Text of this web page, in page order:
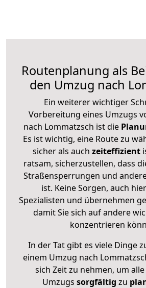
Routenplanung als
den Umzug nach
Ein weiterer wichtiger
Vorbereitung eines Umzugs
nach Lommatzsch ist die
Es ist wichtig, eine Route zu
sicher als auch zeiteffizient
ratsam, sicherzustellen, dass
Straßensperrungen und
ist. Keine Sorgen, auch
Spezialisten und übernehmen
damit Sie sich auf andere
konzentrieren
In der Tat gibt es viele Dinge
einem Umzug nach
sich Zeit zu nehmen, um
Umzugs sorgfältig zu